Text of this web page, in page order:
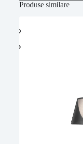
Produse similare